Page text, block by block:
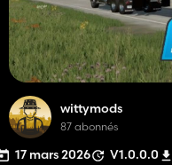
wittymods
87 abonnés
17 mars 2026 V1.0.0.0